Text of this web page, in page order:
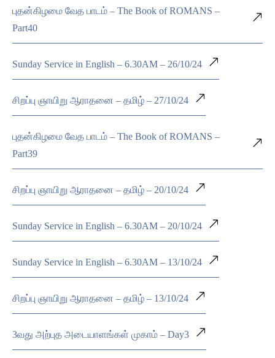
புதன்கிழமை வேத பாடம் – The Book of ROMANS –
Part40
Sunday Service in English – 6.30AM – 26/10/24
சிறப்பு ஞாயிறு ஆராதனை – தமிழ் – 27/10/24
புதன்கிழமை வேத பாடம் – The Book of ROMANS –
Part39
சிறப்பு ஞாயிறு ஆராதனை – தமிழ் – 20/10/24
Sunday Service in English – 6.30AM – 20/10/24
Sunday Service in English – 6.30AM – 13/10/24
சிறப்பு ஞாயிறு ஆராதனை – தமிழ் – 13/10/24
3வது அற்புத அடையாளங்கள் முகாம் – Day3